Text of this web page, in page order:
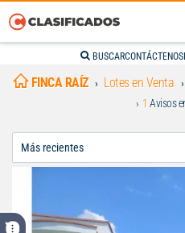
BUSCARCONTÁCTENOS
FINCA RAÍZ Lotes en Venta
1 Avisos